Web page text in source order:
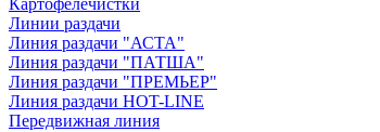
Картофелечистки
Линии раздачи
Линия раздачи "АСТА"
Линия раздачи "ПАТША"
Линия раздачи "ПРЕМЬЕР"
Линия раздачи HOT-LINE
Передвижная линия